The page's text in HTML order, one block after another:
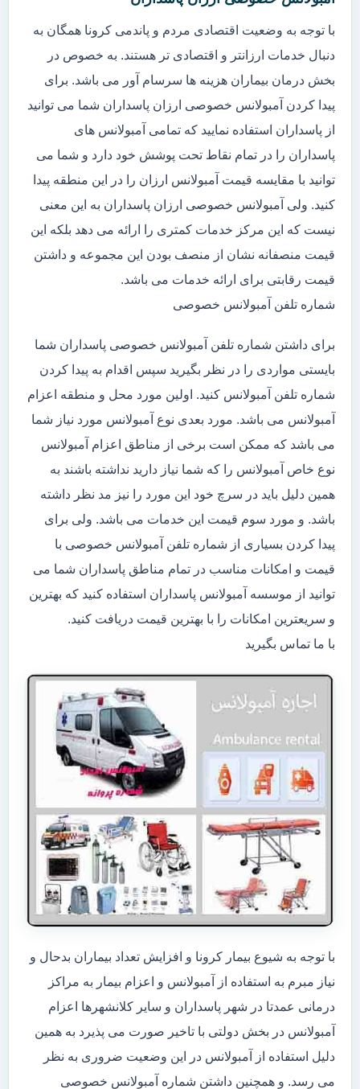
با توجه به وضعیت اقتصادی مردم و پاندمی کرونا همگان به
دنبال خدمات ارزانتر و اقتصادی تر هستند. به خصوص در
بخش درمان بیماران هزینه ها سرسام آور می باشد. برای
پیدا کردن آمبولانس خصوصی ارزان پاسداران شما می توانید
از پاسداران استفاده نمایید که تمامی آمبولانس های
پاسداران را در تمام نقاط تحت پوشش خود دارد و شما می
توانید با مقایسه قیمت آمبولانس ارزان را در این منطقه پیدا
کنید. ولی آمبولانس خصوصی ارزان پاسداران به این معنی
نیست که این مرکز خدمات کمتری را ارائه می دهد بلکه این
قیمت منصفانه نشان از منصف بودن این مجموعه و داشتن
قیمت رقابتی برای ارائه خدمات می باشد.
شماره تلفن آمبولانس خصوصی
برای داشتن شماره تلفن آمبولانس خصوصی پاسداران شما
بایستی مواردی را در نظر بگیرید سپس اقدام به پیدا کردن
شماره تلفن آمبولانس کنید. اولین مورد محل و منطقه اعزام
آمبولانس می باشد. مورد بعدی نوع آمبولانس مورد نیاز شما
می باشد که ممکن است برخی از مناطق اعزام آمبولانس
نوع خاص آمبولانس را که شما نیاز دارید نداشته باشند به
همین دلیل باید در سرچ خود این مورد را نیز مد نظر داشته
باشد. و مورد سوم قیمت این خدمات می باشد. ولی برای
پیدا کردن بسیاری از شماره تلفن آمبولانس خصوصی با
قیمت و امکانات مناسب در تمام مناطق پاسداران شما می
توانید از موسسه آمبولانس پاسداران استفاده کنید که بهترین
و سریعترین امکانات را با بهترین قیمت دریافت کنید.
با ما تماس بگیرید
با توجه به شیوع بیمار کرونا و افزایش تعداد بیماران بدحال و
نیاز مبرم به استفاده از آمبولانس و اعزام بیمار به مراکز
درمانی عمدتا در شهر پاسداران و سایر کلانشهرها اعزام
آمبولانس در بخش دولتی با تاخیر صورت می پذیرد به همین
دلیل استفاده از آمبولانس در این وضعیت ضروری به نظر
می رسد. و همچنین داشتن شماره آمبولانس خصوصی